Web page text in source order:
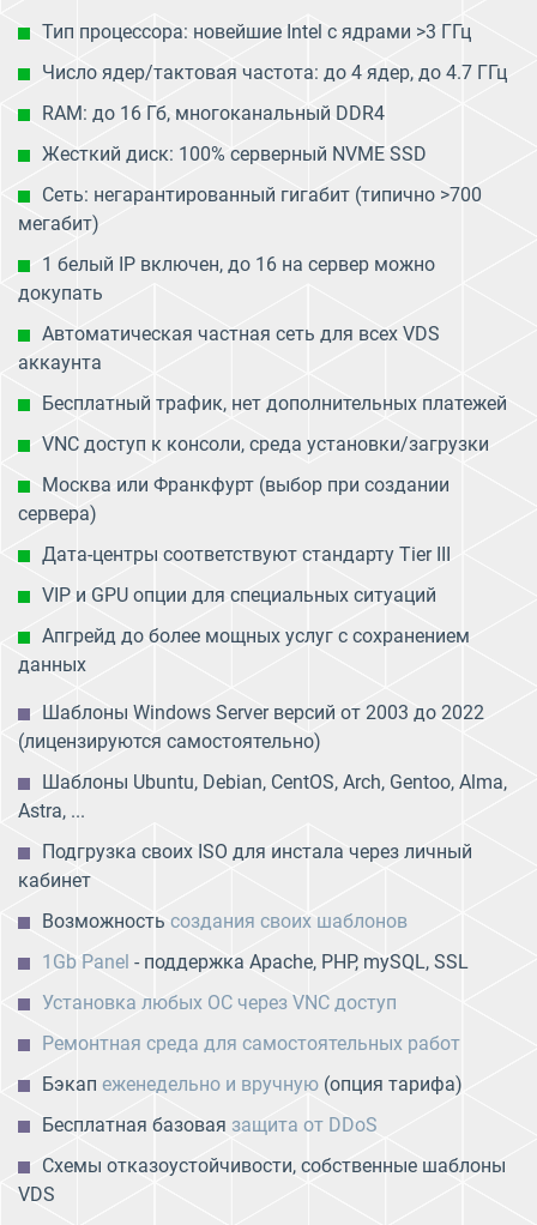
Тип процессора: новейшие Intel с ядрами >3 ГГц
Число ядер/тактовая частота: до 4 ядер, до 4.7 ГГц
RAM: до 16 Гб, многоканальный DDR4
Жесткий диск: 100% серверный NVME SSD
Сеть: негарантированный гигабит (типично >700
мегабит)
1 белый IP включен, до 16 на сервер можно
докупать
Автоматическая частная сеть для всех VDS
аккаунта
Бесплатный трафик, нет дополнительных платежей
VNC доступ к консоли, среда установки/загрузки
Москва или Франкфурт (выбор при создании
сервера)
Дата-центры соответствуют стандарту Tier III
VIP и GPU опции для специальных ситуаций
Апгрейд до более мощных услуг с сохранением
данных
Шаблоны Windows Server версий от 2003 до 2022
(лицензируются самостоятельно)
Шаблоны Ubuntu, Debian, CentOS, Arch, Gentoo, Alma,
Astra, ...
Подгрузка своих ISO для инстала через личный
кабинет
Возможность создания своих шаблонов
1Gb Panel - поддержка Apache, PHP, mySQL, SSL
Установка любых ОС через VNC доступ
Ремонтная среда для самостоятельных работ
Бэкап еженедельно и вручную (опция тарифа)
Бесплатная базовая защита от DDoS
Схемы отказоустойчивости, собственные шаблоны
VDS